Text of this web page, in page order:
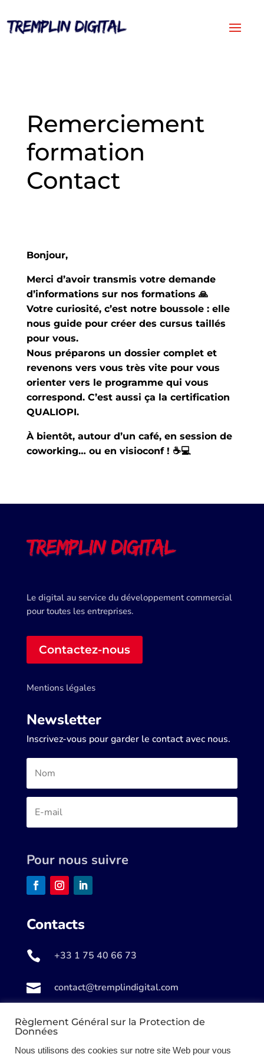
Remerciement
formation
Contact
Bonjour,
Merci d’avoir transmis votre demande
d’informations sur nos formations 🙏
Votre curiosité, c’est notre boussole : elle
nous guide pour créer des cursus taillés
pour vous.
Nous préparons un dossier complet et
revenons vers vous très vite pour vous
orienter vers le programme qui vous
correspond. C’est aussi ça la certification
QUALIOPI.
À bientôt, autour d’un café, en session de
coworking… ou en visioconf ! ☕💻
Le digital au service du développement commercial
pour toutes les entreprises.
Contactez-nous
Mentions légales
Newsletter
Inscrivez-vous pour garder le contact avec nous.
Pour nous suivre
Contacts
 +33 1 75 40 66 73
 contact@tremplindigital.com

281 chaussée Jules César,
Beauchamp 95250
Règlement Général sur la Protection de
Données
Nous utilisons des cookies sur notre site Web pour vous